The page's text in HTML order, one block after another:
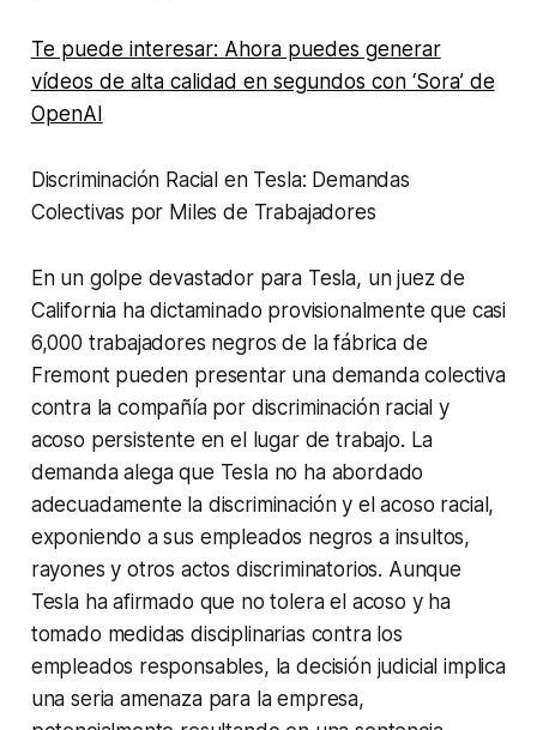
Te puede interesar: Ahora puedes generar
vídeos de alta calidad en segundos con ‘Sora’ de
OpenAI
Discriminación Racial en Tesla: Demandas
Colectivas por Miles de Trabajadores
En un golpe devastador para Tesla, un juez de
California ha dictaminado provisionalmente que casi
6,000 trabajadores negros de la fábrica de
Fremont pueden presentar una demanda colectiva
contra la compañía por discriminación racial y
acoso persistente en el lugar de trabajo. La
demanda alega que Tesla no ha abordado
adecuadamente la discriminación y el acoso racial,
exponiendo a sus empleados negros a insultos,
rayones y otros actos discriminatorios. Aunque
Tesla ha afirmado que no tolera el acoso y ha
tomado medidas disciplinarias contra los
empleados responsables, la decisión judicial implica
una seria amenaza para la empresa,